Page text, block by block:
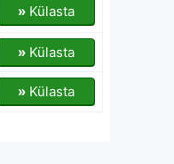
»Külasta
»Külasta
»Külasta